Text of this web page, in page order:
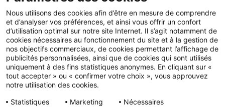
FacebookLinkedIn
YouTube LinkedIn Facebook
Instagram
Nous utilisons des cookies afin d’être en mesure de comprendre
et d’analyser vos préférences, et ainsi vous offrir un confort
d’utilisation optimal sur notre site Internet. Il s’agit notamment de
cookies nécessaires au fonctionnement du site et à la gestion de
nos objectifs commerciaux, de cookies permettant l’affichage de
publicités personnalisées, ainsi que de cookies qui sont utilisés
uniquement à des fins statistiques anonymes. En cliquant sur «
tout accepter » ou « confirmer votre choix », vous approuvez
notre utilisation des cookies.
Statistiques
Marketing Nécessaires